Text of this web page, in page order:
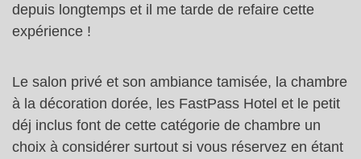
depuis longtemps et il me tarde de refaire cette
expérience !
Le salon privé et son ambiance tamisée, la chambre
à la décoration dorée, les FastPass Hotel et le petit
déj inclus font de cette catégorie de chambre un
choix à considérer surtout si vous réservez en étant